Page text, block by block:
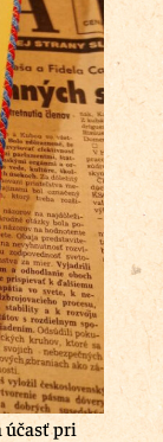
účasť pri